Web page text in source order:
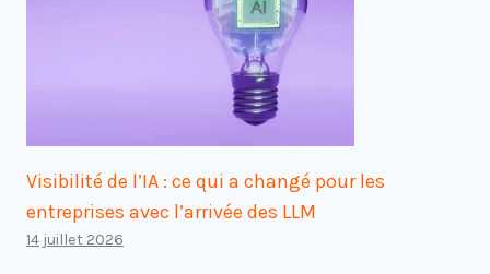
Visibilité de l’IA : ce qui a changé pour les
entreprises avec l’arrivée des LLM
14 juillet 2026